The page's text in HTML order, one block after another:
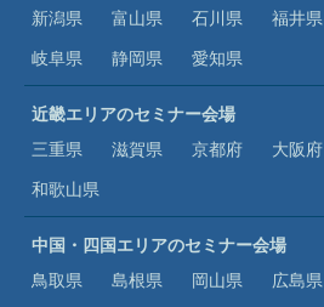
新潟県
富山県 石川県 福井県
岐阜県
静岡県 愛知県
近畿エリアのセミナー会場
三重県
滋賀県 京都府 大阪府
和歌山県
中国・四国エリアのセミナー会場
鳥取県
島根県 岡山県 広島県